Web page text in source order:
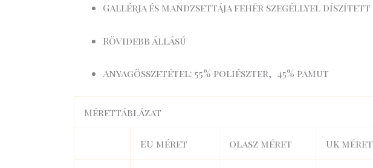
Gallérja és mandzsettája fehér szegéllyel díszített
Rövidebb állású
Anyagösszetétel: 55% poliészter, 45% pamut
Mérettáblázat
EU méret olasz méret UK méret